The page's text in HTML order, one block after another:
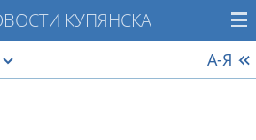
КУПЯНСКА
А-Я